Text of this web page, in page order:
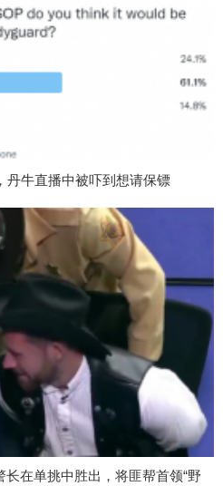
丹牛直播中被吓到想请保镖
长在单挑中胜出，将匪帮首领“野